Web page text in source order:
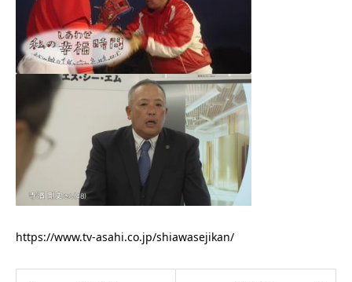
https://www.tv-asahi.co.jp/shiawasejikan/